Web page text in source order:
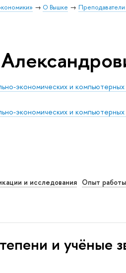
О Вышке Преподаватели
экономических и компьютерных
экономических и компьютерных
и исследования Опыт работы
и учёные